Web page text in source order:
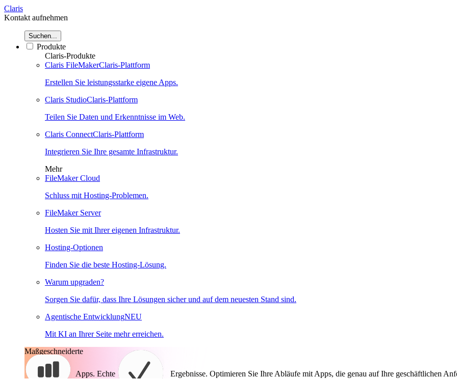
Claris
Kontakt aufnehmen
Suchen...
Produkte
Claris-Produkte
Claris FileMakerClaris-Plattform
Erstellen Sie leistungsstarke eigene Apps.
Claris StudioClaris-Plattform
Teilen Sie Daten und Erkenntnisse im Web.
Claris ConnectClaris-Plattform
Integrieren Sie Ihre gesamte Infrastruktur.
Mehr
FileMaker Cloud
Schluss mit Hosting-Problemen.
FileMaker Server
Hosten Sie mit Ihrer eigenen Infrastruktur.
Hosting-Optionen
Finden Sie die beste Hosting-Lösung.
Warum upgraden?
Sorgen Sie dafür, dass Ihre Lösungen sicher und auf dem neuesten Stand sind.
Agentische EntwicklungNEU
Mit KI an Ihrer Seite mehr erreichen.
Maßgeschneiderte
Apps. Echte Ergebnisse. Optimieren Sie Ihre Abläufe mit Apps, die genau auf Ihre geschäftlichen